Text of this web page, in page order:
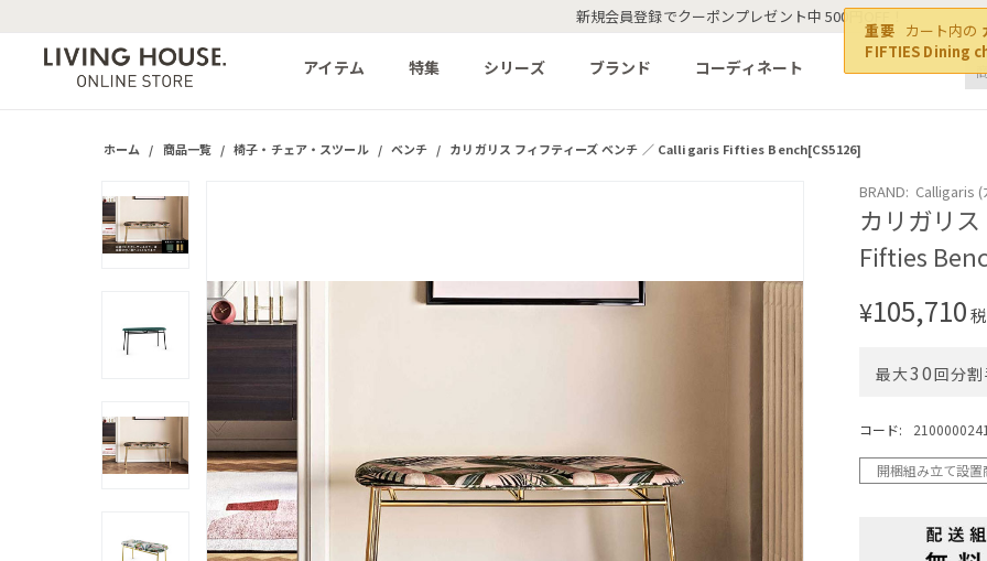
重要 カート内の
FIFTIES Dining
新規会員登録でクーポンプレゼント中 500円OFF！
アイテム 特集 シリーズ ブランド コーディネート
ホーム / 商品一覧 / 椅子・チェア・スツール / ベンチ / カリガリス フィフティーズ ベンチ ／ Calligaris Fifties Bench[CS5126]
BRAND: Calligaris
カリガリ
Fifties
¥105,710
最大30回分
コード:
開梱組み立て設置